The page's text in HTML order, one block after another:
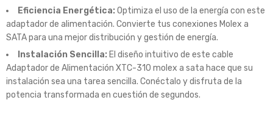
Eficiencia Energética: Optimiza el uso de la energía con este
adaptador de alimentación. Convierte tus conexiones Molex a
SATA para una mejor distribución y gestión de energía.
Instalación Sencilla: El diseño intuitivo de este cable
Adaptador de Alimentación XTC-310 molex a sata hace que su
instalación sea una tarea sencilla. Conéctalo y disfruta de la
potencia transformada en cuestión de segundos.